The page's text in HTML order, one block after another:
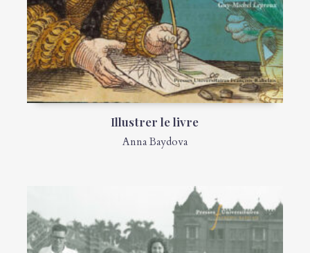
Illustrer le livre
Anna Baydova